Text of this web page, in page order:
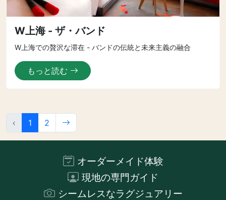
W上海 - ザ・バンド
W上海での贅沢な滞在 - バンドの伝統と未来主義の融合
もっと読む
‹ 1 2
オーダーメイド体験
現地の専門ガイド
シームレスなラグジュアリー